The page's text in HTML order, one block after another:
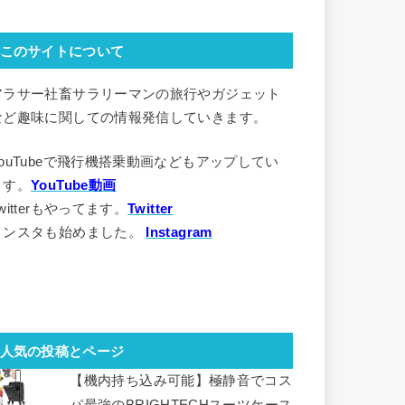
このサイトについて
ラサー社畜サラリーマンの旅行やガジェット
ど趣味に関しての情報発信していきます。
で飛行機搭乗動画などもアップしてい
す。YouTube動画
もやってます。Twitter
ンスタも始めました。
Instagram
人気の投稿とページ
【機内持ち込み可能】極静音でコス